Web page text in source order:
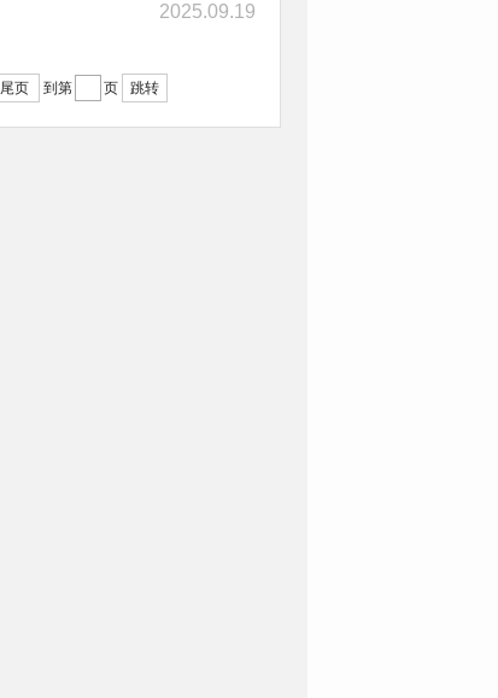
2025.09.19
尾页 到第 页 跳转